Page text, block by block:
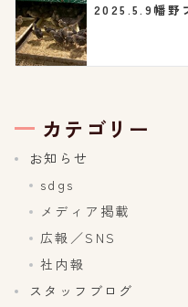
2025.5.9幡野
カテゴリー
お知らせ
sdgs
メディア掲載
広報／SNS
社内報
スタッフブログ